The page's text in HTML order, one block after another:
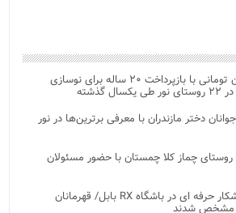
اعطای وام ۵۰۰ میلیون تومانی با بازپرداخت ۲۰ ساله برای نوسازی
دختر مازندران با معرفی برترین‌ها در نور
چماز کلا چمستان با حضور مسئولان
رقابت نفسگیر ۲۰ ورزشکار حرفه ای در باشگاه RX بابل/ قهرمانان
مشخص شدند